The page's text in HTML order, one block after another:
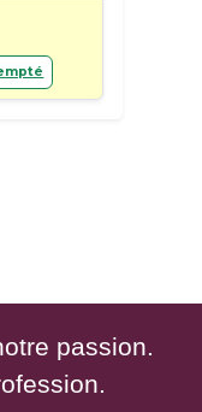
passion.